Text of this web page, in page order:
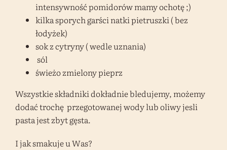
intensywność pomidorów mamy ochotę ;)
kilka sporych garści natki pietruszki ( bez
łodyżek)
sok z cytryny ( wedle uznania)
sól
świeżo zmielony pieprz
Wszystkie składniki dokładnie bledujemy, możemy
dodać trochę przegotowanej wody lub oliwy jesli
pasta jest zbyt gęsta.
I jak smakuje u Was?